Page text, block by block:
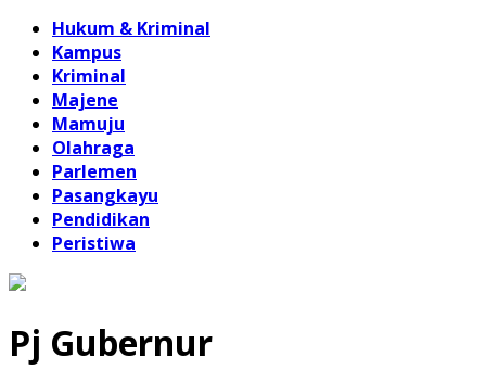
Hukum & Kriminal
Kampus
Kriminal
Majene
Mamuju
Olahraga
Parlemen
Pasangkayu
Pendidikan
Peristiwa
Pj Gubernur